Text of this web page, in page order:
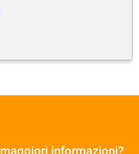
informazioni?